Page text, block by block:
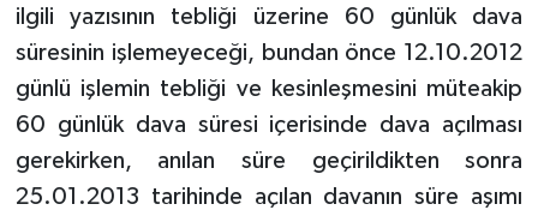
ilgili yazısının tebliği üzerine 60 günlük dava
süresinin işlemeyeceği, bundan önce 12.10.2012
günlü işlemin tebliği ve kesinleşmesini müteakip
60 günlük dava süresi içerisinde dava açılması
gerekirken, anılan süre geçirildikten sonra
25.01.2013 tarihinde açılan davanın süre aşımı